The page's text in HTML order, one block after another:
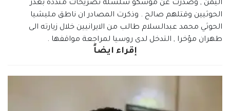
اليمن , وصدرت عن موسكو سلسلة تصريحات منددة بغدر
الحوثيين وقتلهم صالح . وذكرت المصادر ان ناطق مليشيا
الحوثي محمد عبدالسلام طالب من الايرانيين خلال زيارته الى
طهران مؤخرا , التدخل لدى روسيا لمراجعة مواقفها .
إقراء ايضاً